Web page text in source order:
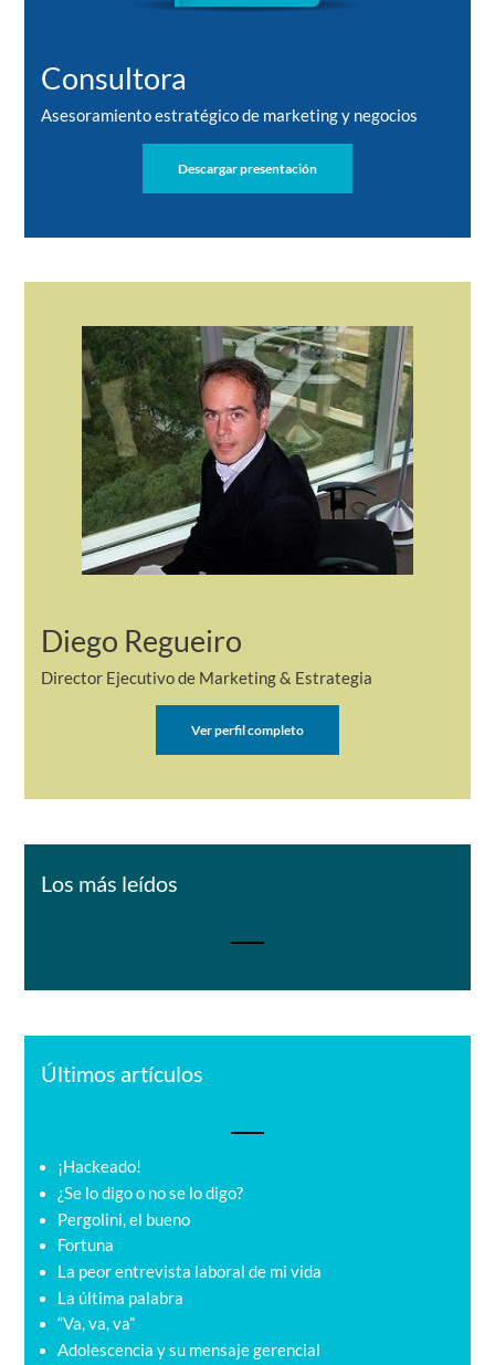
Consultora
Asesoramiento estratégico de marketing y negocios
Descargar presentación
Diego Regueiro
Director Ejecutivo de Marketing & Estrategia
Ver perfil completo
Los más leídos
Últimos artículos
¡Hackeado!
¿Se lo digo o no se lo digo?
Pergolini, el bueno
Fortuna
La peor entrevista laboral de mi vida
La última palabra
“Va, va, va”
Adolescencia y su mensaje gerencial